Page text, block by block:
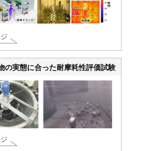
の実態に合った耐摩耗性評価試験